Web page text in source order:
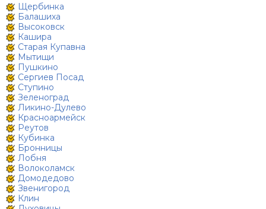
Щербинка
Балашиха
Высоковск
Кашира
Старая Купавна
Мытищи
Пушкино
Сергиев Посад
Ступино
Зеленоград
Ликино-Дулево
Красноармейск
Реутов
Кубинка
Бронницы
Лобня
Волоколамск
Домодедово
Звенигород
Клин